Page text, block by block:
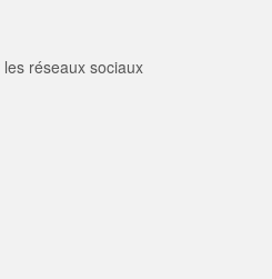
réseaux sociaux